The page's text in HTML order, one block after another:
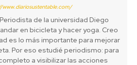
www.diariosustentable.com/
de la universidad Diego
en bicicleta y hacer yoga. Creo
es lo más importante para mejorar
Por eso estudié periodismo: para
a visibilizar las acciones